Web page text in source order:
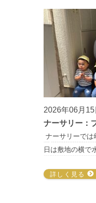
2026年06月15
ナーサリー：
ナーサリーでは
日は敷地の横で
詳しく見る